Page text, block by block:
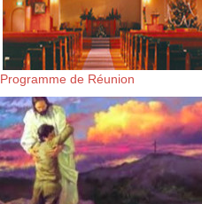
Programme de Réunion